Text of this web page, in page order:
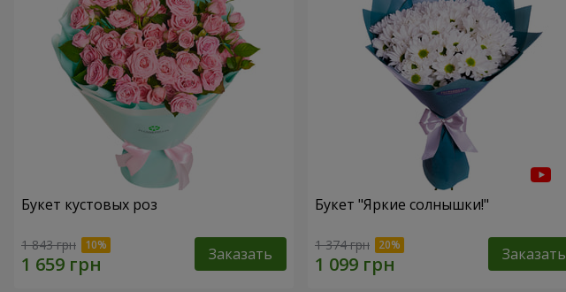
Букет кустовых роз
1 843 грн Заказать
Букет "Яркие солнышки!"
1 374 грн Заказать